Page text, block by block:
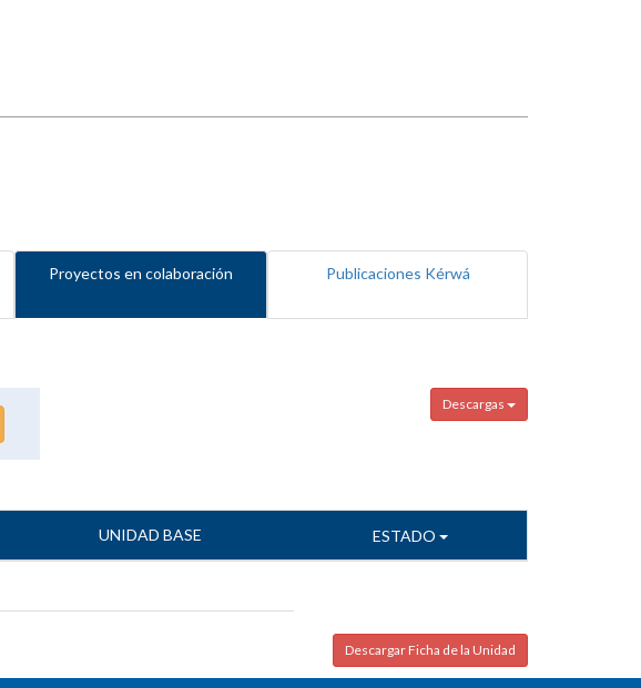
Proyectos en colaboración Publicaciones Kérwá
Descargas
UNIDAD BASE ESTADO
Descargar Ficha de la Unidad